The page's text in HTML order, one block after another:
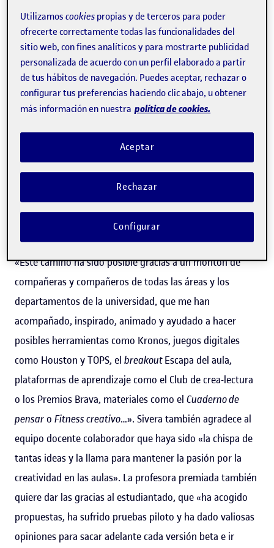
creatividad, además de la transferencia y la difusión del
conocimiento. El Gobierno de la Generalitat haconcedido
estas distincionesdedicadas a la calidad docente
universitaria a dos profesoras más y a tres proyectos de
universidades catalanas. Sivera recibirá 20.000 euros, que
deberá destinar a proyectos de innovación y mejora
docente.
Para Sivera, este premio representa un reconocimiento a
una trayectoria comprometida de contribución al
desarrollo de las capacidades creativas del estudiantado,
basada en la ideación y la implementación de
herramientas, metodologías y recursos innovadores.
«Este camino ha sido posible gracias a un montón de
compañeras y compañeros de todas las áreas y los
departamentos de la universidad, que me han
acompañado, inspirado, animado y ayudado a hacer
posibles herramientas como Kronos, juegos digitales
como Houston y TOPS, el breakoutEscapa del aula,
plataformas de aprendizaje como el Club de crea-lectura
o los Premios Brava, materiales como el Cuaderno de
pensaro Fitness creativo…». Sivera también agradece al
equipo docente colaborador que haya sido «la chispa de
tantas ideas y la llama para mantener la pasión por la
creatividad en las aulas». La profesora premiada también
quiere dar las gracias al estudiantado, que «ha acogido
propuestas, ha sufrido pruebas piloto y ha dado valiosas
opiniones para sacar adelante cada versión beta e ir
Utilizamoscookies propias y de terceros para poder
ofrecerte correctamente todas las funcionalidades del
sitio web, con fines analíticos y para mostrarte publicidad
personalizada de acuerdo con un perfil elaborado a partir
de tus hábitos de navegación. Puedes aceptar, rechazar o
configurar tus preferencias haciendo clic abajo, u obtener
más información en nuestra política de cookies.
Rechazar
Aceptar
Configurar